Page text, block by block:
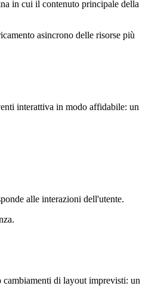
in cui il contenuto principale della
asincrono delle risorse più
interattiva in modo affidabile: un
alle interazioni dell'utente.
cambiamenti di layout imprevisti: un